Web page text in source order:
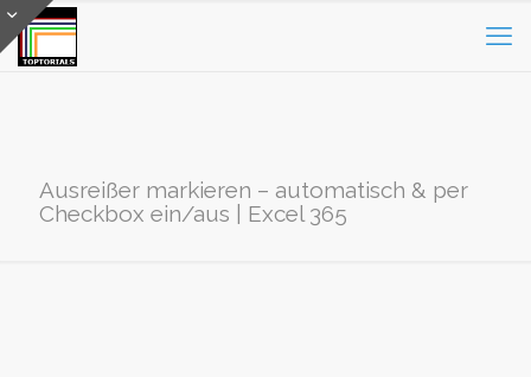
Ausreißer markieren – automatisch & per
Checkbox ein/aus | Excel 365